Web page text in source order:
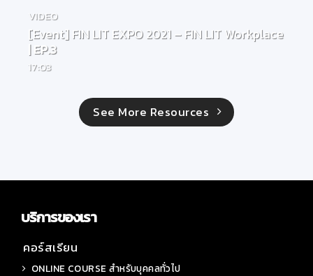
VIDEO
[Event] FIN LIT EXPO 2021 – FIN LIT Workplace
| EP.3
17:03
See More Resources
บริการของเรา
คอร์สเรียน
ONLINE COURSE สำหรับบุคคลทั่วไป